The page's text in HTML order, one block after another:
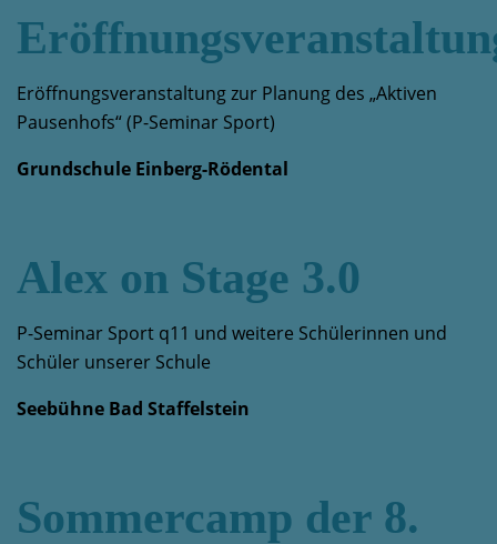
Eröffnungsveranstaltung zur Planung des „Aktiven
Pausenhofs“ (P-Seminar Sport)
Grundschule Einberg-Rödental
Alex on Stage 3.0
P-Seminar Sport q11 und weitere Schülerinnen und
Schüler unserer Schule
Seebühne Bad Staffelstein
Sommercamp der 8.